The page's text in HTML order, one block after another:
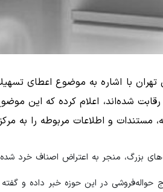
تهران با اشاره به موضوع اعطای
شده‌اند، اعلام کرده که این
بزرگ، منجر به اعتراض اصناف خرد
حواله‌فروشی در این حوزه خبر داده و